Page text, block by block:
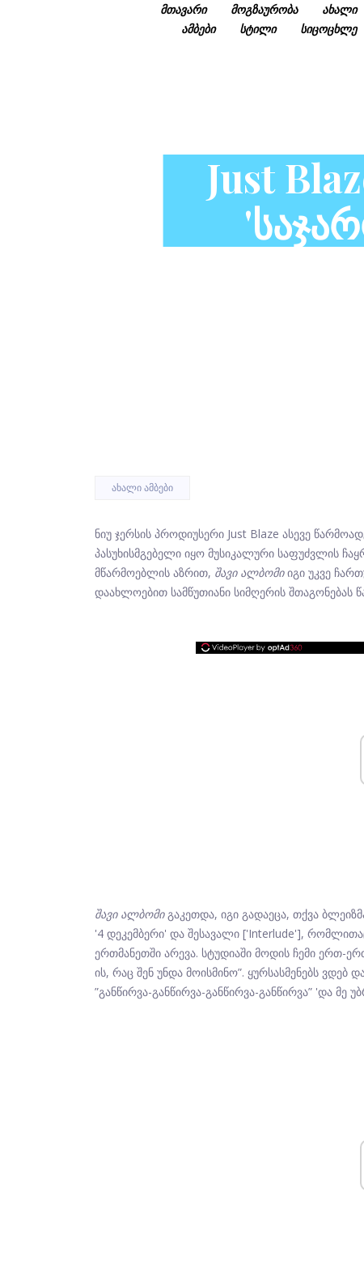
მთავარი მოგზაურობა
ახალი
ამბები
სტილი სიცოცხლე
Just
ᲐᲮᲐᲚᲘ ᲐᲛᲑᲔᲑᲘ
ნიუ ჯერსის პროდიუსერი Just Blaze ასევე
პასუხისმგებელი იყო მუსიკალური საფუძვლის
მწარმოებლის აზრით, შავი ალბომიიგი უკვე
დაახლოებით სამწუთიანი სიმღერის შთაგონებას
შავი ალბომიგაკეთდა, იგი გადაეცა, თქვა
'4 დეკემბერი' და შესავალი ['Interlude'],
ერთმანეთში არევა. სტუდიაში მოდის ჩემი ერთ-
ის, რაც შენ უნდა მოისმინო”. ყურსასმენებს
”განწირვა-განწირვა-განწირვა-განწირვა” 'და